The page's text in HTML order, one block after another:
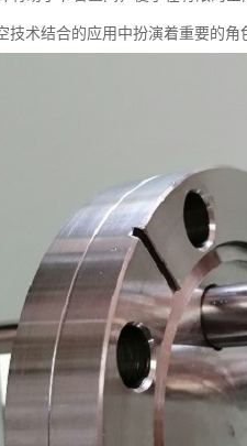
术结合的应用中扮演着重要的角